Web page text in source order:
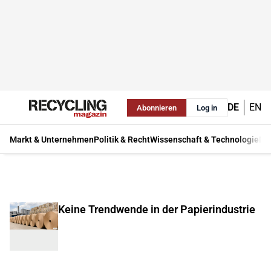
Abonnieren Log in DE EN
Markt & UnternehmenPolitik & RechtWissenschaft & Technologie
Keine Trendwende in der Papierindustrie